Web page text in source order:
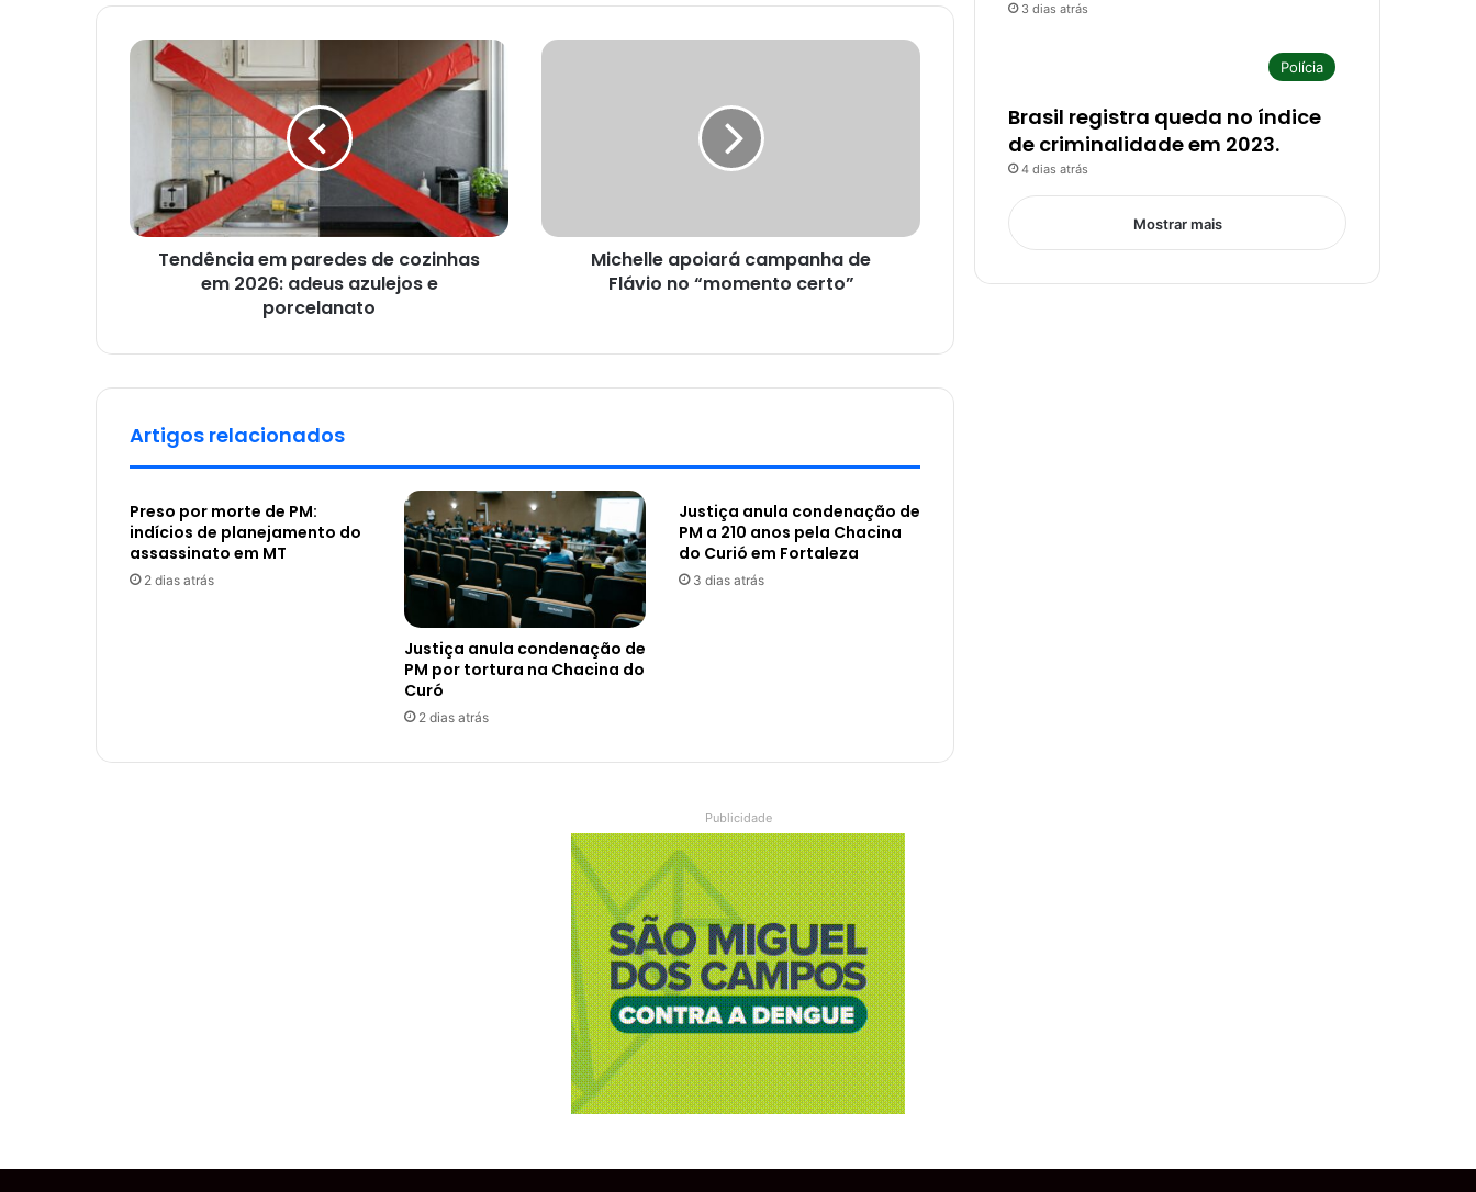
Tendência em paredes de cozinhas
em 2026: adeus azulejos e
porcelanato
Michelle apoiará campanha de
Flávio no “momento certo”
Artigos relacionados
Preso por morte de PM:
indícios de planejamento do
assassinato em MT
2 dias atrás
Justiça anula condenação de
PM por tortura na Chacina do
Curó
2 dias atrás
Justiça anula condenação de
PM a 210 anos pela Chacina
do Curió em Fortaleza
3 dias atrás
3 dias atrás
Polícia
Brasil registra queda no índice
de criminalidade em 2023.
4 dias atrás
Mostrar mais
Publicidade